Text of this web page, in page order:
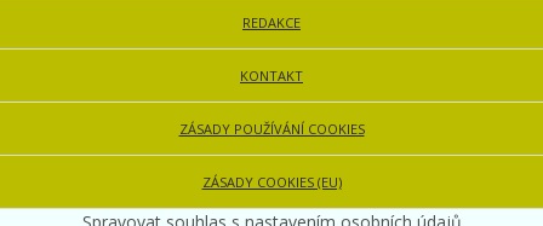
REDAKCE
KONTAKT
ZÁSADY POUŽÍVÁNÍ COOKIES
ZÁSADY COOKIES (EU)